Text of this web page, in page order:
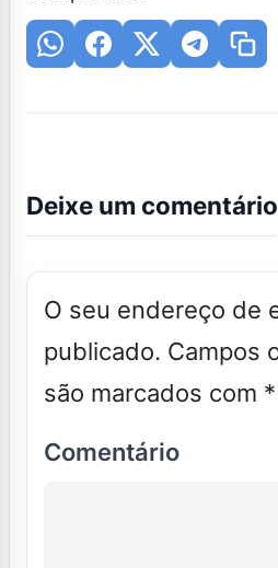
Deixe um comentário
O seu endereço de
publicado. Campos
são marcados com *
Comentário